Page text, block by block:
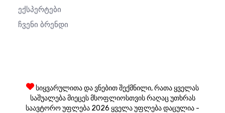
Ექსპერტები
Ჩვენი Ბრენდი
სიყვარულითა და ვნებით შექმნილი, რათა ყველას
საშუალება მიეცეს მსოფლიოსთვის რაღაც უთხრას
საავტორო უფლება 2026 ყველა უფლება დაცულია -